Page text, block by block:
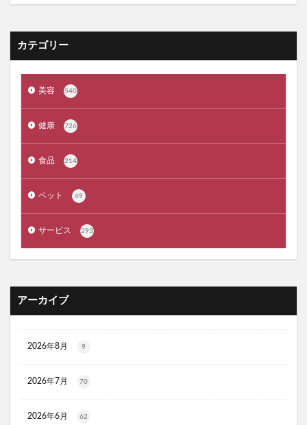
ファンケルマイルドクレンジングオイル クリニーク
アユーラ(AYURA)
メゾピアノ
ぼっち回避
ミマモルメGPS
ホワイトデー
マイシード亜鉛配合 for men プロペトピュアベールa
ミラノオリンピック
LUCAS(ルカス)浄化スプレー
フェミデオ 毎日腎活 活性炭＆ウラジロガシ 猫用
KATAN(カタン)トリュフシェイクミスト
ラッシュアディクト パールホワイトプロシャイン
タリーズ夏の福袋2026
カテゴリー
美容 540
健康 726
食品 214
ペット 69
サービス 293
アーカイブ
2026年8月 9
2026年7月 70
2026年6月 62